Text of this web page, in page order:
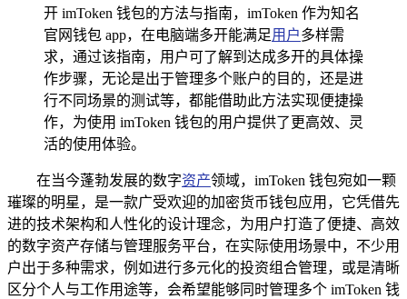
开 imToken 钱包的方法与指南，imToken 作为知名
官网钱包 app，在电脑端多开能满足用户多样需
求，通过该指南，用户可了解到达成多开的具体操
作步骤，无论是出于管理多个账户的目的，还是进
行不同场景的测试等，都能借助此方法实现便捷操
作，为使用 imToken 钱包的用户提供了更高效、灵
活的使用体验。
在当今蓬勃发展的数字资产领域，imToken 钱包宛如一颗
璀璨的明星，是一款广受欢迎的加密货币钱包应用，它凭借先
进的技术架构和人性化的设计理念，为用户打造了便捷、高效
的数字资产存储与管理服务平台，在实际使用场景中，不少用
户出于多种需求，例如进行多元化的投资组合管理，或是清晰
区分个人与工作用途等，会希望能够同时管理多个 imToken 钱